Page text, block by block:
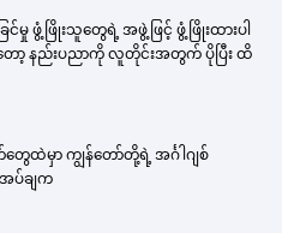
ဖွံ့ဖြိုးသူတွေရဲ့ အဖွဲ့ဖြင့် ဖွံ့ဖြိုးထားပါ
ာ့ နည်းပညာကို လူတိုင်းအတွက် ပိုပြီး ထိ
ေထဲမှာ ကျွန်တော်တို့ရဲ့ အင်္ဂါဂျစ်
ပ်ချက